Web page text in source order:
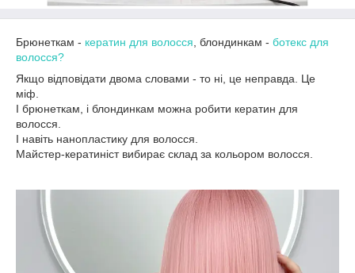
Брюнеткам - кератин для волосся , блондинкам - ботекс для
волосся?
Якщо відповідати двома словами - то ні, це неправда. Це
міф.
І брюнеткам, і блондинкам можна робити кератин для
волосся.
І навіть нанопластику для волосся.
Майстер-кератиніст вибирає склад за кольором волосся.